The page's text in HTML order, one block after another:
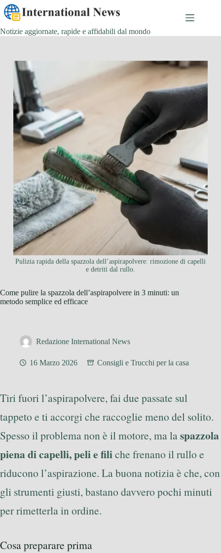
Salta
al
contenuto
Notizie aggiornate, rapide e affidabili dal mondo
Pulizia rapida della spazzola dell’aspirapolvere: rimozione di capelli
e detriti dal rullo.
Come pulire la spazzola dell’aspirapolvere in 3 minuti: un
metodo semplice ed efficace
Redazione International News
16 Marzo 2026 Consigli e Trucchi per la casa
Tiri fuori l’aspirapolvere, fai due passate sul
tappeto e ti accorgi che raccoglie meno del solito.
Spesso il problema non è il motore, ma laspazzola
piena di capelli, peli e filiche frenano il rullo e
riducono l’aspirazione. La buona notizia è che, con
gli strumenti giusti, bastano davvero pochi minuti
per rimetterla in ordine.
Cosa preparare prima